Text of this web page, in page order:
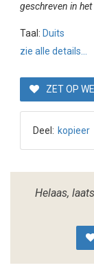
geschreven in het
Taal: Duits
zie alle details...
ZET OP
Deel: kopieer
Helaas,